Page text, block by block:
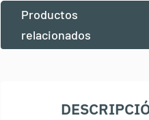
Productos
relacionados